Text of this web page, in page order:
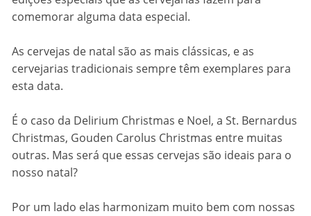
comemorar alguma data especial.
As cervejas de natal são as mais clássicas, e as
cervejarias tradicionais sempre têm exemplares para
esta data.
É o caso da Delirium Christmas e Noel, a St. Bernardus
Christmas, Gouden Carolus Christmas entre muitas
outras. Mas será que essas cervejas são ideais para o
nosso natal?
Por um lado elas harmonizam muito bem com nossas